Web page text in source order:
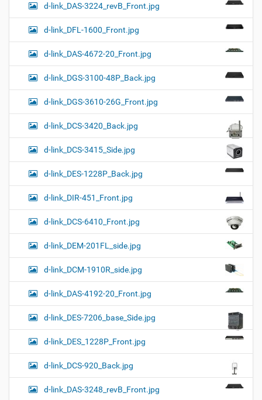
d-link_DAS-3224_revB_Front.jpg
d-link_DFL-1600_Front.jpg
d-link_DAS-4672-20_Front.jpg
d-link_DGS-3100-48P_Back.jpg
d-link_DGS-3610-26G_Front.jpg
d-link_DCS-3420_Back.jpg
d-link_DCS-3415_Side.jpg
d-link_DES-1228P_Back.jpg
d-link_DIR-451_Front.jpg
d-link_DCS-6410_Front.jpg
d-link_DEM-201FL_side.jpg
d-link_DCM-1910R_side.jpg
d-link_DAS-4192-20_Front.jpg
d-link_DES-7206_base_Side.jpg
d-link_DES_1228P_Front.jpg
d-link_DCS-920_Back.jpg
d-link_DAS-3248_revB_Front.jpg